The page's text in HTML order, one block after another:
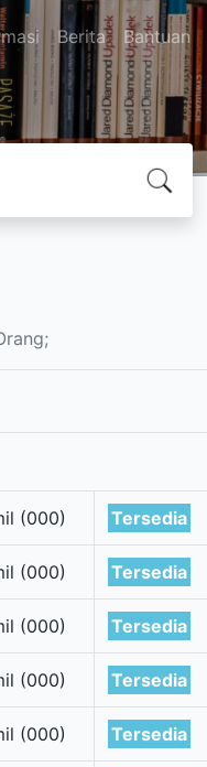
Berita Bantuan
(000) Tersedia
(000) Tersedia
(000) Tersedia
(000) Tersedia
(000) Tersedia